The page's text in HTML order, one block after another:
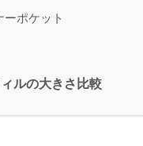
ポケット
ルの大きさ比較